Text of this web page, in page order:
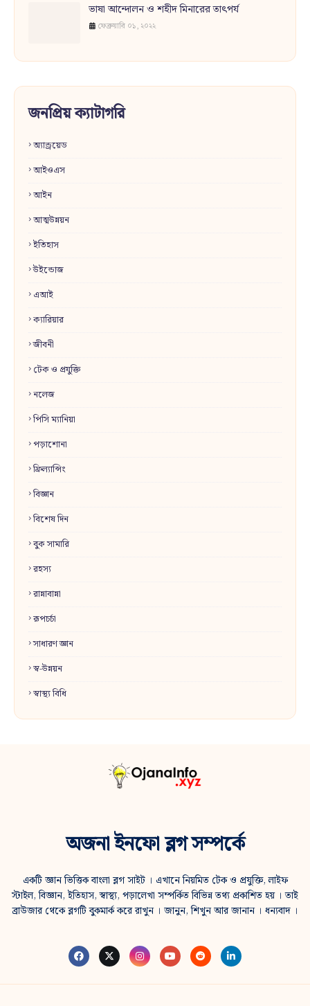
ভাষা আন্দোলন ও শহীদ মিনারের তাৎপর্য
ফেব্রুয়ারি ০১, ২০২২
জনপ্রিয় ক্যাটাগরি
অ্যান্ড্রয়েড
আইওএস
আইন
আত্মউন্নয়ন
ইতিহাস
উইন্ডোজ
এআই
ক্যারিয়ার
জীবনী
টেক ও প্রযুক্তি
নলেজ
পিসি ম্যানিয়া
পড়াশোনা
ফ্রিল্যান্সিং
বিজ্ঞান
বিশেষ দিন
বুক সামারি
রহস্য
রান্নাবান্না
রূপচর্চা
সাধারণ জ্ঞান
স্ব-উন্নয়ন
স্বাস্থ্য বিধি
অজনা ইনফো ব্লগ সম্পর্কে
একটি জ্ঞান ভিত্তিক বাংলা ব্লগ সাইট । এখানে নিয়মিত টেক ও প্রযুক্তি, লাইফ
স্টাইল, বিজ্ঞান, ইতিহাস, স্বাস্থ্য, পড়ালেখা সম্পর্কিত বিভিন্ন তথ্য প্রকাশিত হয় । তাই
ব্রাউজার থেকে ব্লগটি বুকমার্ক করে রাখুন । জানুন, শিখুন আর জানান । ধন্যবাদ ।